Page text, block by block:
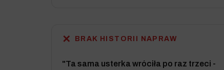
✕ BRAK HISTORII NAPRAW
"Ta sama usterka wróciła po raz trzeci -